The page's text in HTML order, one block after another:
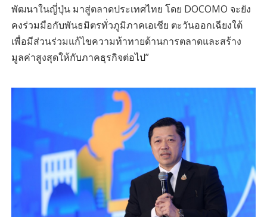
พัฒนาในญี่ปุ่น มาสู่ตลาดประเทศไทย โดย DOCOMO จะยัง
คงร่วมมือกับพันธมิตรทั่วภูมิภาคเอเชีย ตะวันออกเฉียงใต้
เพื่อมีส่วนร่วมแก้ไขความท้าทายด้านการตลาดและสร้าง
มูลค่าสูงสุดให้กับภาคธุรกิจต่อไป”